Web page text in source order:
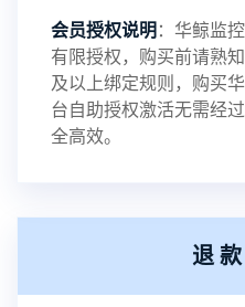
2023-01-12 V3.3
会员授权说明 ：华鲸监
有限授权，购买前请熟
及以上绑定规则，购买
台自助授权激活无需经
全高效。
退